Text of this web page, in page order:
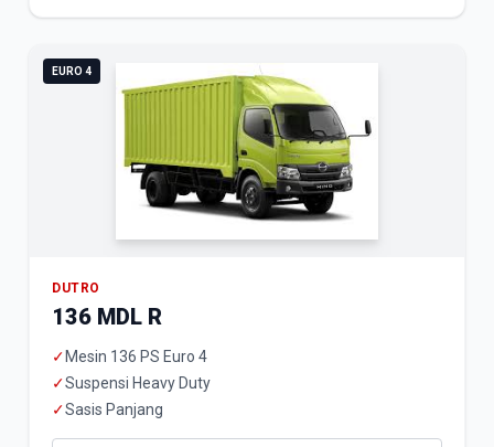
EURO 4
DUTRO
136 MDL R
✓ Mesin 136 PS Euro 4
✓Suspensi Heavy Duty
✓Sasis Panjang